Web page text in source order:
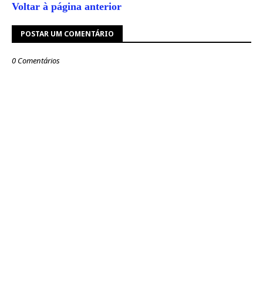
Voltar à página anterior
POSTAR UM COMENTÁRIO
0 Comentários